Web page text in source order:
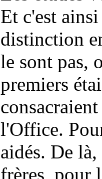
Et c'est
distinction
le sont pas,
premiers
l'Office.
aidés. De
frères, pour